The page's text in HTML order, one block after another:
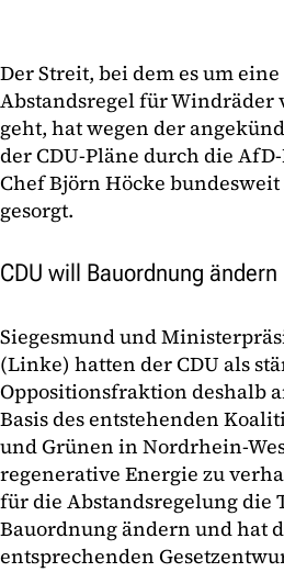
Der Streit, bei dem es um
Abstandsregel für Windräder
geht, hat wegen der
der CDU-Pläne durch die
Chef Björn Höcke
gesorgt.
CDU will Bauordnung ändern
Siegesmund und
(Linke) hatten der CDU als
Oppositionsfraktion deshalb
Basis des entstehenden
und Grünen in Nordrhein-
regenerative Energie zu
für die Abstandsregelung die
Bauordnung ändern und hat
entsprechenden